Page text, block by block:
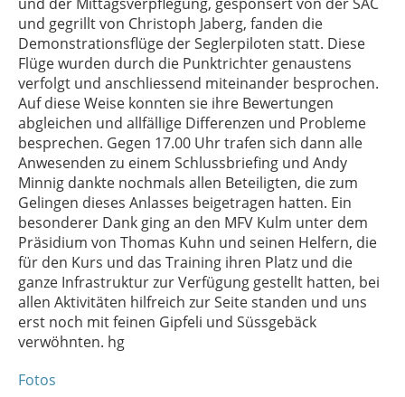
und gegrillt von Christoph Jaberg, fanden die
Demonstrationsflüge der Seglerpiloten statt. Diese
Flüge wurden durch die Punktrichter genaustens
verfolgt und anschliessend miteinander besprochen.
Auf diese Weise konnten sie ihre Bewertungen
abgleichen und allfällige Differenzen und Probleme
besprechen. Gegen 17.00 Uhr trafen sich dann alle
Anwesenden zu einem Schlussbriefing und Andy
Minnig dankte nochmals allen Beteiligten, die zum
Gelingen dieses Anlasses beigetragen hatten. Ein
besonderer Dank ging an den MFV Kulm unter dem
Präsidium von Thomas Kuhn und seinen Helfern, die
für den Kurs und das Training ihren Platz und die
ganze Infrastruktur zur Verfügung gestellt hatten, bei
allen Aktivitäten hilfreich zur Seite standen und uns
erst noch mit feinen Gipfeli und Süssgebäck
verwöhnten. hg
Fotos